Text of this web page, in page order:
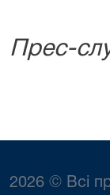
Прес-
2026 © Всі